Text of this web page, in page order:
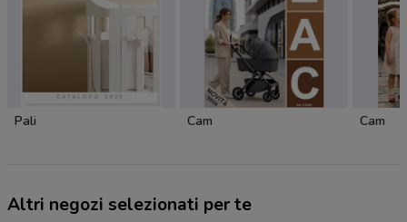
Pali Cam Cam
Altri negozi selezionati per te